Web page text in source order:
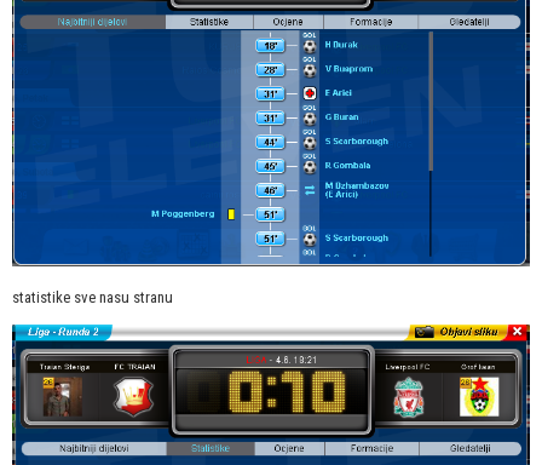
statistike sve nasu stranu